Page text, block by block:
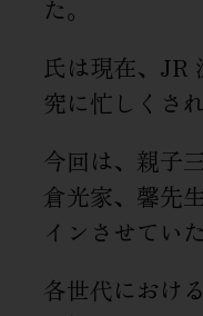
た。
氏は現在、JR
究に忙しくさ
今回は、親子
倉光家、馨先
インさせてい
各世代におけ